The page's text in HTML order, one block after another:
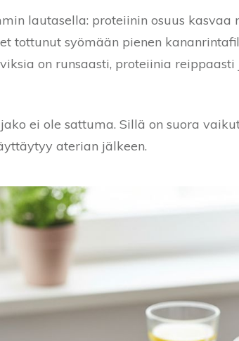
lautasella: proteiinin osuus kasvaa
tottunut syömään pienen
on runsaasti, proteiinia
ei ole sattuma. Sillä on suora
aterian jälkeen.